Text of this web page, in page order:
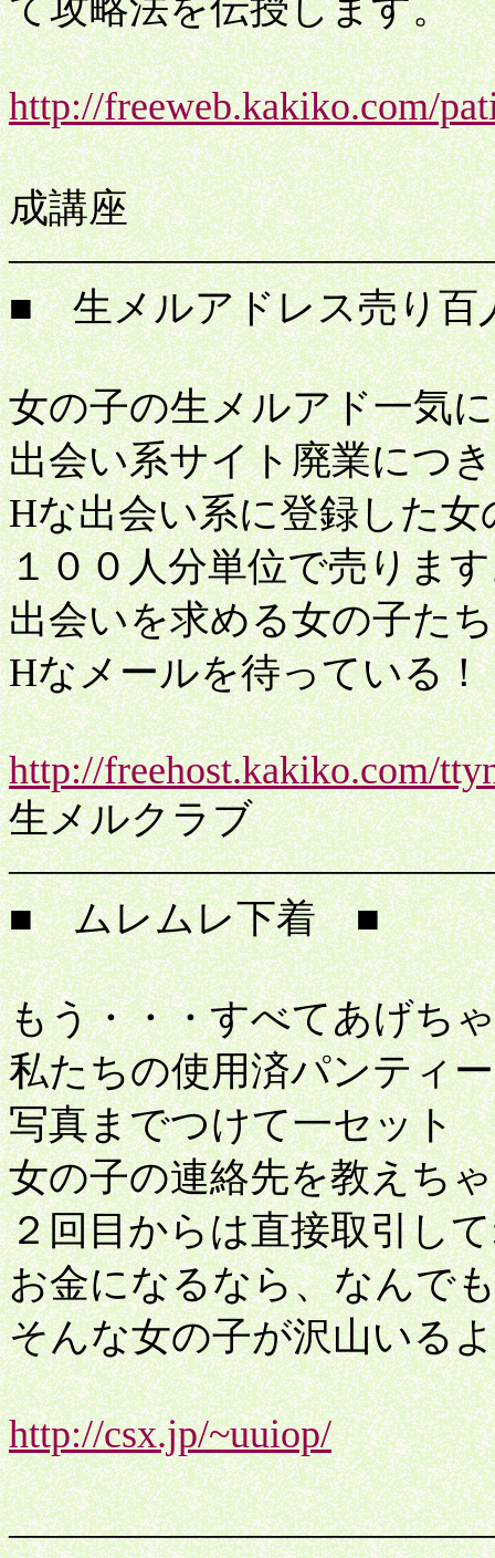
て攻略法を伝授します。
http://freeweb.kakiko.com/
プ
成講座
■ 生メルアドレス売り
女の子の生メルアド一気
出会い系サイト廃業につ
Hな出会い系に登録した
１００人分単位で売りま
出会いを求める女の子た
Hなメールを待っている！
http://freehost.kakiko.com/
生メルクラブ
■ ムレムレ下着 ■
もう・・・すべてあげち
私たちの使用済パンティ
写真までつけて一セット
女の子の連絡先を教えち
２回目からは直接取引し
お金になるなら、なんで
そんな女の子が沢山いる
http://csx.jp/~uuiop/
ドル